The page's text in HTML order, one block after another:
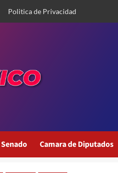
Politica de Privacidad
Senado Camara de Diputados